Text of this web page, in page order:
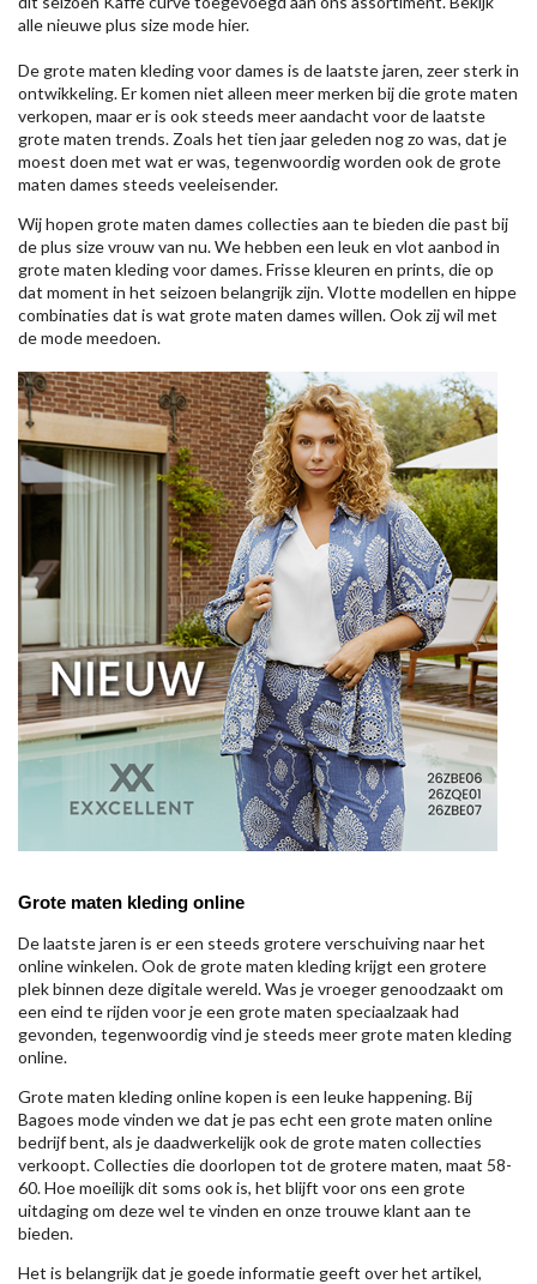
alle nieuweplus size modehier.
De grote maten kleding voor dames is de laatste jaren, zeer sterk in
ontwikkeling. Er komen niet alleen meer merken bij die grote maten
verkopen, maar er is ook steeds meer aandacht voor de laatste
grote maten trends. Zoals het tien jaar geleden nog zo was, dat je
moest doen met wat er was, tegenwoordig worden ook de grote
maten dames steeds veeleisender.
Wij hopen grote maten dames collecties aan te bieden die past bij
de plus size vrouw van nu. We hebben een leuk en vlot aanbod in
grote maten kleding voor dames. Frisse kleuren en prints, die op
dat moment in het seizoen belangrijk zijn. Vlotte modellen en hippe
combinaties dat is wat grote maten dames willen. Ook zij wil met
de mode meedoen.
Grote maten kleding online
De laatste jaren is er een steeds grotere verschuiving naar het
online winkelen. Ook de grote maten kleding krijgt een grotere
plek binnen deze digitale wereld. Was je vroeger genoodzaakt om
een eind te rijden voor je een grote maten speciaalzaak had
gevonden, tegenwoordig vind je steeds meer grote maten kleding
online.
Grote maten kleding online kopen is een leuke happening. Bij
Bagoes mode vinden we dat je pas echt een grote maten online
bedrijf bent, als je daadwerkelijk ook de grote maten collecties
verkoopt. Collecties die doorlopen tot de grotere maten, maat 58-
60. Hoe moeilijk dit soms ook is, het blijft voor ons een grote
uitdaging om deze wel te vinden en onze trouwe klant aan te
bieden.
Het is belangrijk dat je goede informatie geeft over het artikel,